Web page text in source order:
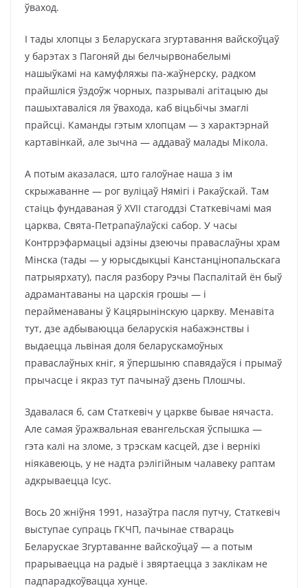
ўваход.
І тады хлопцы з Беларускага згуртавання вайскоўцаў
у барэтах з Пагоняй ды бел­чырвона­белымі
нашыўкамі на камуфляжы па-жаўнерску, радком
прайшліся ўздоўж чорных, пазрывалі агітацыю ды
пашыхтаваліся ля ўвахода, каб віцьбічы змаглі
прайсці. Каманды гэтым хлопцам — з характэрнай
картавінкай, але зычна — аддаваў малады Мікола.
А потым аказалася, што галоўнае наша з ім
скрыжаванне — рог вуліцаў Нямігі і Ракаўскай. Там
стаіць фундаваная ў ХVII стагоддзі Статкевічамі мая
царква, Свята-Петрапаўлаўскі сабор. У часы
Контррэфармацыі адзіны дзеючы праваслаўны храм
Мінска (тады — у юрысдыкцыі Канстанцінопальскага
патрыярхату), пасля разбору Рэчы Паспалітай ён быў
адрамантаваны на царскія грошы — і
перайменаваны ў Кацярынінскую царкву. Менавіта
тут, дзе адбываюцца беларускія набажэнствы і
выдаецца львіная доля беларускамоўных
праваслаўных кніг, я ўпершыню спавядаўся і прымаў
прычасце і якраз тут пачынаў дзень Плошчы.
Здавалася б, сам Статкевіч у царкве бывае нячаста.
Але самая ўражвальная евангельская ўспышка —
гэта калі на зломе, з трэскам касцей, дзе і вернікі
ніякавеюць, у не надта рэлігійным чалавеку раптам
адкрываецца Ісус.
Вось 20 жніўня 1991, назаўтра пасля путчу, Статкевіч
выступае супраць ГКЧП, пачынае ствараць
Беларускае Згуртаванне вайскоўцаў — а потым
прарываецца на радыё і звяртаецца з заклікам не
падпарадкоўвацца хунце.